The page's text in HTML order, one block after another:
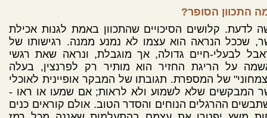
התכוון הסופר?
לדעת. קלושים הסיכויים שהתכוון באמת לגנות אכילת
שככל הנראה הוא עצמו לא נמנע ממנה. רגישותו של
לבעלי-חיים גדולה, אך מוגבלת, ונראה שאת רגשי
על הריגת החזיר הוא מותיר רק לפרנצין, בעלה
של המספרת. תגובתו של המבקר אופיינית לאוכלי
המבקשים שלא לשמוע ולא לראות; אם שמעו או ראו -
ההרגלים הנוחים והסדר הטוב. אולם קוראים כנים